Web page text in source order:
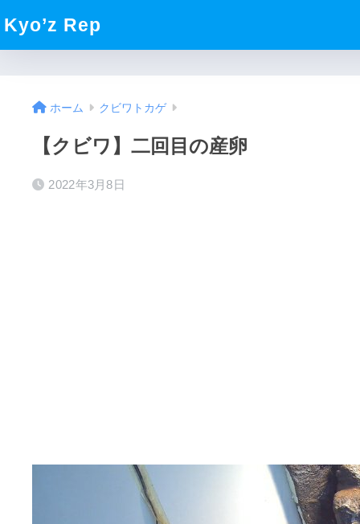
Kyo’z Rep
ホーム クビワトカゲ
【クビワ】二回目の産卵
2022年3月8日